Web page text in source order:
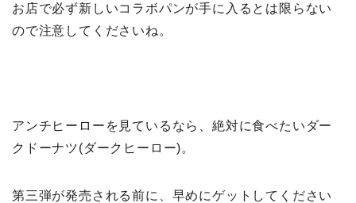
お店で必ず新しいコラボパンが手に入るとは限らない
ので注意してくださいね。
アンチヒーローを見ているなら、絶対に食べたいダー
クドーナツ(ダークヒーロー)。
第三弾が発売される前に、早めにゲットしてください